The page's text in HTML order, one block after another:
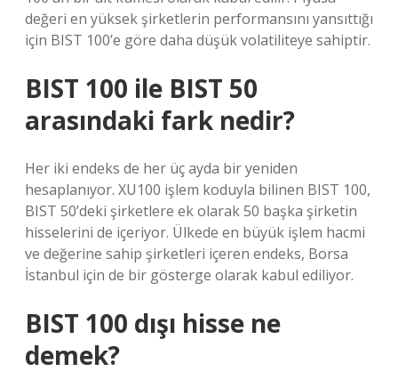
değeri en yüksek şirketlerin performansını yansıttığı
için BIST 100’e göre daha düşük volatiliteye sahiptir.
BIST 100 ile BIST 50
arasındaki fark nedir?
Her iki endeks de her üç ayda bir yeniden
hesaplanıyor. XU100 işlem koduyla bilinen BIST 100,
BIST 50’deki şirketlere ek olarak 50 başka şirketin
hisselerini de içeriyor. Ülkede en büyük işlem hacmi
ve değerine sahip şirketleri içeren endeks, Borsa
İstanbul için de bir gösterge olarak kabul ediliyor.
BIST 100 dışı hisse ne
demek?